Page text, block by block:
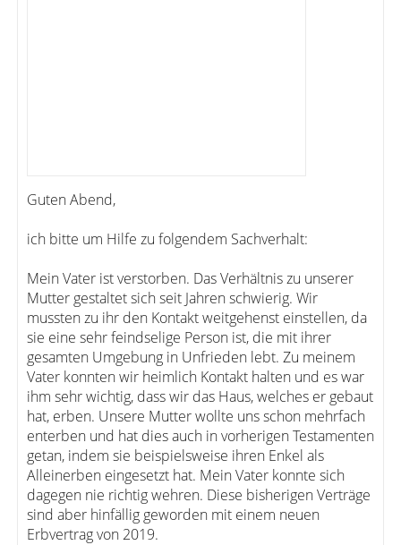
Guten Abend,
ich bitte um Hilfe zu folgendem Sachverhalt:
Mein Vater ist verstorben. Das Verhältnis zu unserer
Mutter gestaltet sich seit Jahren schwierig. Wir
mussten zu ihr den Kontakt weitgehenst einstellen, da
sie eine sehr feindselige Person ist, die mit ihrer
gesamten Umgebung in Unfrieden lebt. Zu meinem
Vater konnten wir heimlich Kontakt halten und es war
ihm sehr wichtig, dass wir das Haus, welches er gebaut
hat, erben. Unsere Mutter wollte uns schon mehrfach
enterben und hat dies auch in vorherigen Testamenten
getan, indem sie beispielsweise ihren Enkel als
Alleinerben eingesetzt hat. Mein Vater konnte sich
dagegen nie richtig wehren. Diese bisherigen Verträge
sind aber hinfällig geworden mit einem neuen
Erbvertrag von 2019.